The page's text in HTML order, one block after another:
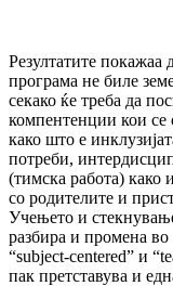
Резултатите
програма не би­­ле
секако ќе треба да
компентенции кои се
ка­ко што е
потреби,
(тимска ра­бота) како
со родителите и
Учењето и
разбира и промена
“subject-centered” и
пак претставува и